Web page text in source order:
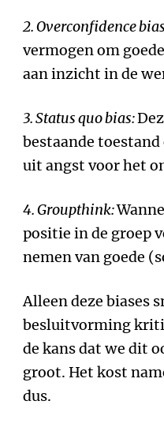
2. Overconfidence
vermogen om
aan inzicht in de
3. Status quo bias:
bestaande
uit angst voor het
4. Groupthink:
positie in de groep
nemen van goede
Alleen deze biases
besluitvorming
de kans dat we dit
groot. Het kost
dus.